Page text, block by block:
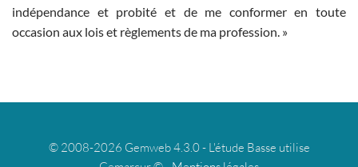
indépendance et probité et de me conformer en toute
occasion aux lois et règlements de ma profession. »
© 2008-2026 Gemweb 4.3.0 - L'étude Basse utilise